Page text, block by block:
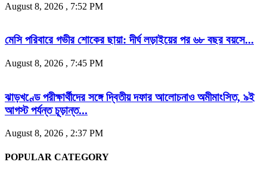
August 8, 2026 , 7:52 PM
মেসি পরিবারে গভীর শোকের ছায়া: দীর্ঘ লড়াইয়ের পর ৬৮ বছর বয়সে...
August 8, 2026 , 7:45 PM
ঝাড়খণ্ডে পরীক্ষার্থীদের সঙ্গে দ্বিতীয় দফার আলোচনাও অমীমাংসিত, ৯ই
আগস্ট পর্যন্ত চূড়ান্ত...
August 8, 2026 , 2:37 PM
POPULAR CATEGORY